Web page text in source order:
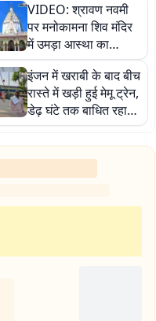
VIDEO: श्रावण नवमी
पर मनोकामना शिव मंदिर
में उमड़ा आस्था का
सैलाब, हर-हर महादेव के
जयघोष से गूंजा परिसर
इंजन में खराबी के बाद बीच
रास्ते में खड़ी हुई मेमू ट्रेन,
डेढ़ घंटे तक बाधित रहा
आवागमन